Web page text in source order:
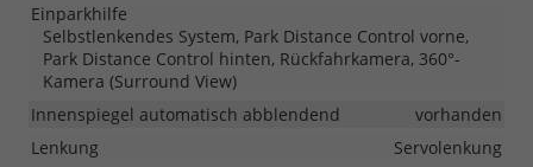
Einparkhilfe
Selbstlenkendes System, Park Distance Control vorne,
Park Distance Control hinten, Rückfahrkamera, 360°-
Kamera (Surround View)
Innenspiegel automatisch abblendend
vorhanden
Lenkung
Servolenkung